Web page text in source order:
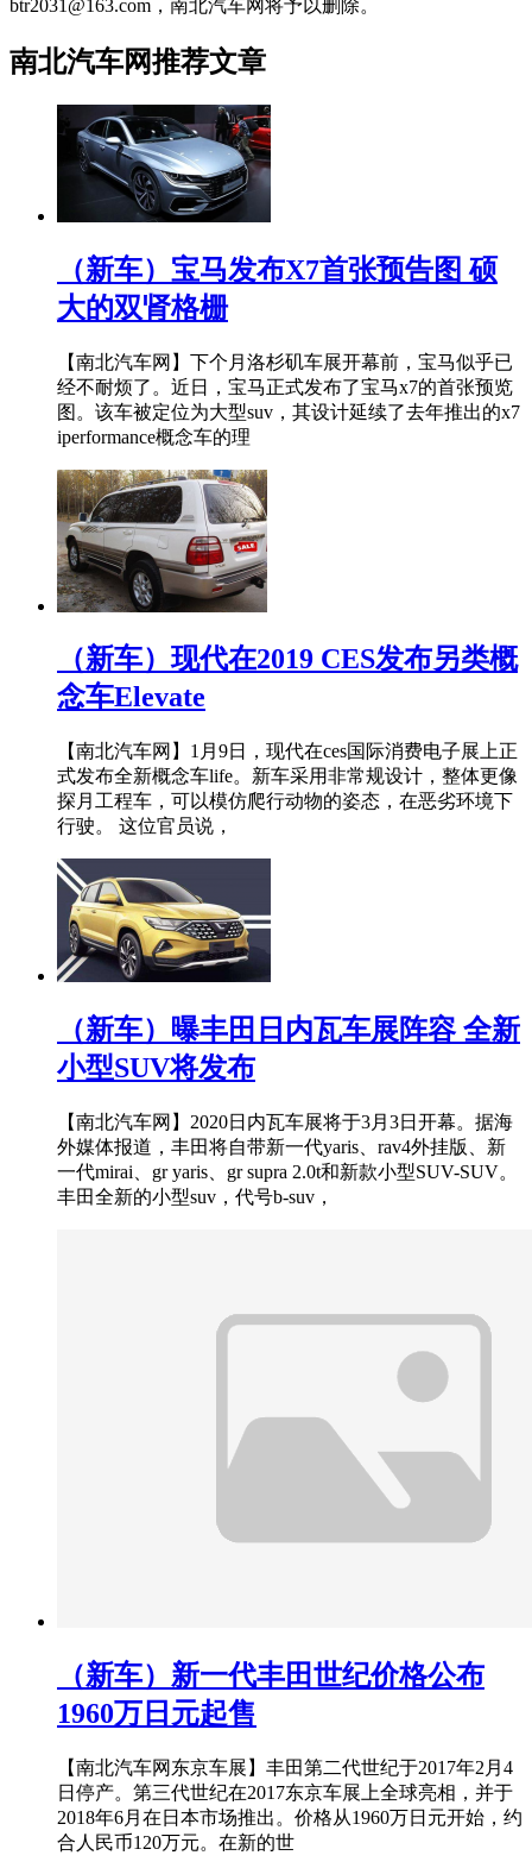
btr2031@163.com，南北汽车网将予以删除。
南北汽车网推荐文章
（新车）宝马发布X7首张预告图 硕
大的双肾格栅
【南北汽车网】下个月洛杉矶车展开幕前，宝马似乎已
经不耐烦了。近日，宝马正式发布了宝马x7的首张预览
图。该车被定位为大型suv，其设计延续了去年推出的x7
iperformance概念车的理
（新车）现代在2019 CES发布另类概
念车Elevate
【南北汽车网】1月9日，现代在ces国际消费电子展上正
式发布全新概念车life。新车采用非常规设计，整体更像
探月工程车，可以模仿爬行动物的姿态，在恶劣环境下
行驶。 这位官员说，
（新车）曝丰田日内瓦车展阵容 全新
小型SUV将发布
【南北汽车网】2020日内瓦车展将于3月3日开幕。据海
外媒体报道，丰田将自带新一代yaris、rav4外挂版、新
一代mirai、gr yaris、gr supra 2.0t和新款小型SUV-SUV。
丰田全新的小型suv，代号b-suv，
（新车）新一代丰田世纪价格公布
1960万日元起售
【南北汽车网东京车展】丰田第二代世纪于2017年2月4
日停产。第三代世纪在2017东京车展上全球亮相，并于
2018年6月在日本市场推出。价格从1960万日元开始，约
合人民币120万元。在新的世